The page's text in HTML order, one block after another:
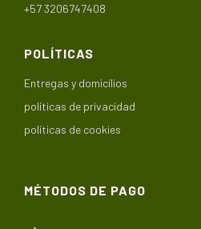
+57 3206747408
POLÍTICAS
Entregas y domicilios
políticas de privacidad
políticas de cookies
MÉTODOS DE PAGO